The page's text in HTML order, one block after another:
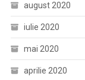
august 2020
iulie 2020
mai 2020
aprilie 2020